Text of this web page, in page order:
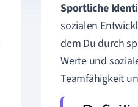
Sportliche
sozialen
dem Du durch
Werte und
Teamfähigkeit